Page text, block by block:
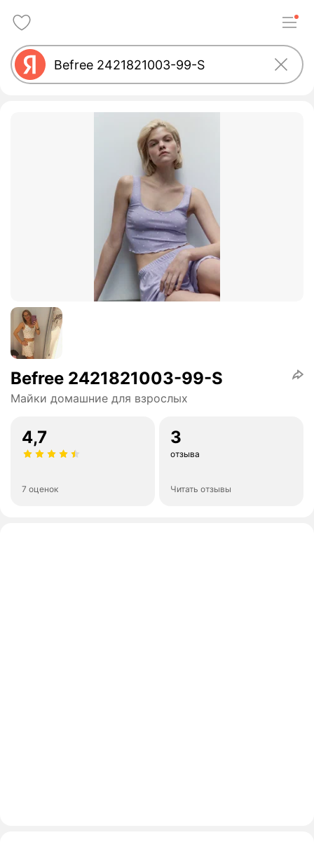
Befree 2421821003-99-S
Майки домашние для взрослых
4,7
7 оценок
3
отзыва
Читать отзывы